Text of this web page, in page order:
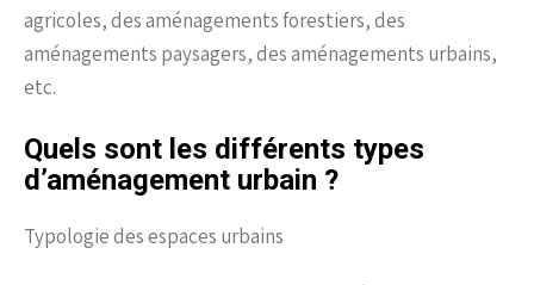
agricoles, des aménagements forestiers, des
aménagements paysagers, des aménagements urbains,
etc.
Quels sont les différents types
d’aménagement urbain ?
Typologie des espaces urbains